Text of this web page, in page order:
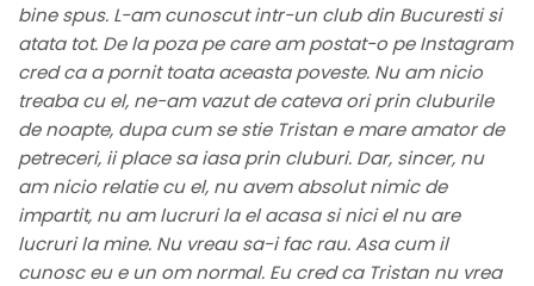
bine spus. L-am cunoscut intr-un club din Bucuresti si
atata tot. De la poza pe care am postat-o pe Instagram
cred ca a pornit toata aceasta poveste. Nu am nicio
treaba cu el, ne-am vazut de cateva ori prin cluburile
de noapte, dupa cum se stie Tristan e mare amator de
petreceri, ii place sa iasa prin cluburi. Dar, sincer, nu
am nicio relatie cu el, nu avem absolut nimic de
impartit, nu am lucruri la el acasa si nici el nu are
lucruri la mine. Nu vreau sa-i fac rau. Asa cum il
cunosc eu e un om normal. Eu cred ca Tristan nu vrea